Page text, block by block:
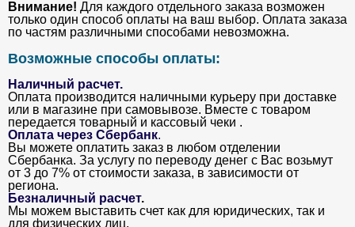
Внимание! Для каждого отдельного заказа возможен
только один способ оплаты на ваш выбор. Оплата заказа
по частям различными способами невозможна.
Возможные способы оплаты:
Наличный расчет.
Оплата производится наличными курьеру при доставке
или в магазине при самовывозе. Вместе с товаром
передается товарный и кассовый чеки .
Оплата через Сбербанк.
Вы можете оплатить заказ в любом отделении
Сбербанка. За услугу по переводу денег с Вас возьмут
от 3 до 7% от стоимости заказа, в зависимости от
региона.
Безналичный расчет.
Мы можем выставить счет как для юридических, так и
для физических лиц.